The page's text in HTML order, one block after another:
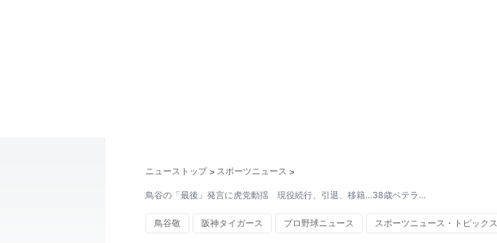
ニューストップ > スポーツニュース >
鳥谷の「最後」発言に虎党動揺 現役続行、引退、移籍...38歳ベテラ…
鳥谷敬 阪神タイガース プロ野球ニュース スポーツニュース・トピックス